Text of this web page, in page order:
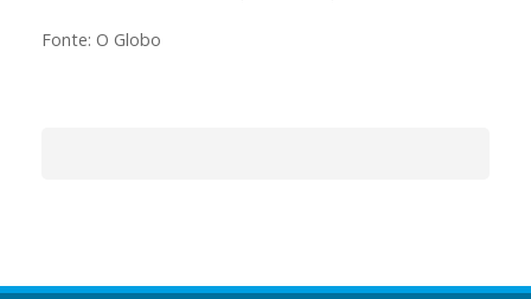
Fonte: O Globo